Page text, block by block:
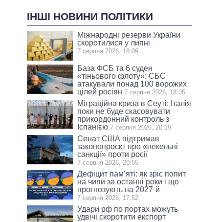
ІНШІ НОВИНИ ПОЛІТИКИ
Міжнародні резерви України
скоротилися у липні
7 серпня 2026, 18:09
База ФСБ та 6 суден
«тіньового флоту»: СБС
атакували понад 100 ворожих
цілей росіян 7 серпня 2026, 18:05
Міграційна криза в Сеуті: Італія
поки не буде скасовувати
прикордонний контроль з
Іспанією 7 серпня 2026, 20:19
Сенат США підтримав
законопроєкт про «пекельні
санкції» проти росії
7 серпня 2026, 20:55
Дефіцит пам’яті: як зріс попит
на чипи за останні роки і що
прогнозують на 2027-й
7 серпня 2026, 17:52
Удари рф по портах можуть
удвічі скоротити експорт